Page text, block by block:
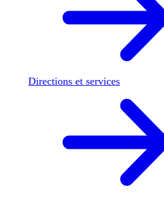
Directions et services